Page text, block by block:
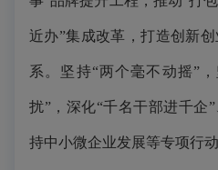
近办”集成改革，打造创新
系。坚持“两个毫不动摇”
扰”，深化“千名干部进千企
持中小微企业发展等专项行